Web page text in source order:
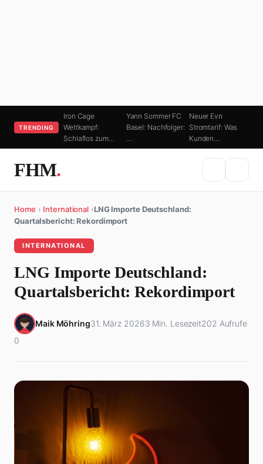
TRENDING
Iron Cage
Wettkampf:
Schlaflos zum…
Yann Sommer FC
Basel: Nachfolger:
…
Neuer Evn
Stromtarif: Was
Kunden…
FHM.
Home › International ›LNG Importe Deutschland:
Quartalsbericht: Rekordimport
INTERNATIONAL
LNG Importe Deutschland:
Quartalsbericht: Rekordimport
Maik Möhring31. März 20263 Min. Lesezeit202 Aufrufe
0